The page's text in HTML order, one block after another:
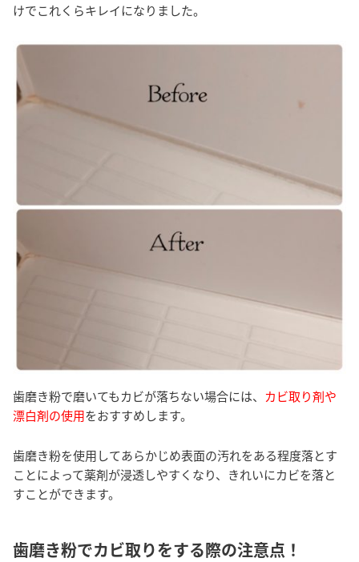
けでこれくらキレイになりました。
歯磨き粉で磨いてもカビが落ちない場合には、 カビ取り剤や
漂白剤の使用をおすすめします。
歯磨き粉を使用してあらかじめ表面の汚れをある程度落とす
ことによって薬剤が浸透しやすくなり、きれいにカビを落と
すことができます。
歯磨き粉でカビ取りをする際の注意点！